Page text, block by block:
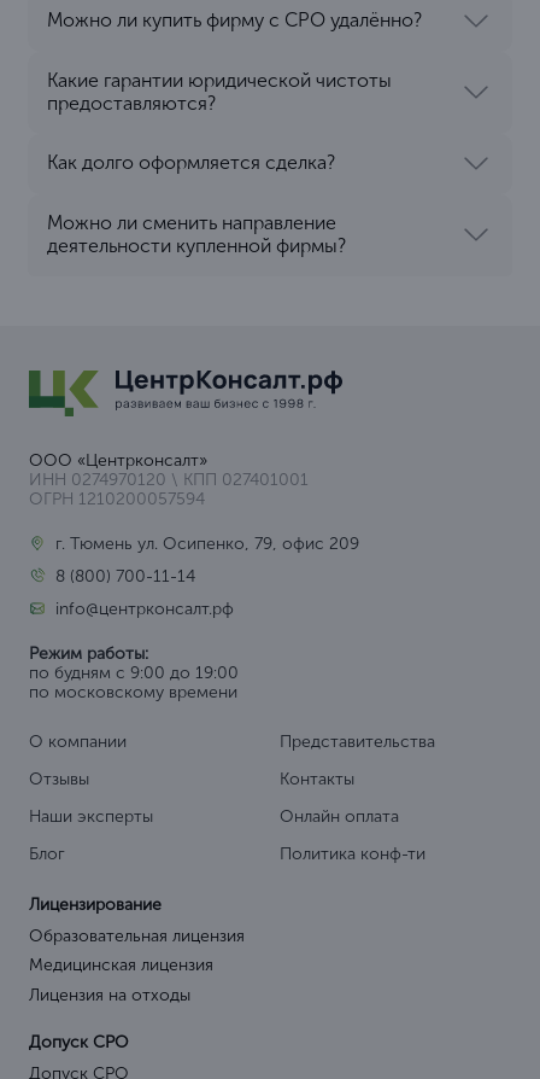
Можно ли купить фирму с СРО удалённо?
Какие гарантии юридической чистоты
предоставляются?
Как долго оформляется сделка?
Можно ли сменить направление
деятельности купленной фирмы?
ООО «Центрконсалт»
ИНН 0274970120 \ КПП 027401001
ОГРН 1210200057594
г. Тюмень ул. Осипенко, 79, офис 209
8 (800) 700-11-14
info@центрконсалт.рф
Режим работы:
по будням с 9:00 до 19:00
по московскому времени
О компании
Отзывы
Наши эксперты
Блог
Представительства
Контакты
Онлайн оплата
Политика конф-ти
Лицензирование
Образовательная лицензия
Медицинская лицензия
Лицензия на отходы
Допуск СРО
Допуск СРО